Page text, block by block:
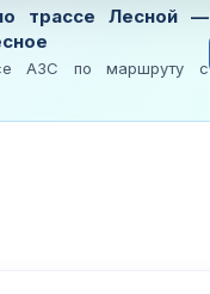
трассе Лесной —
АЗС по маршруту с